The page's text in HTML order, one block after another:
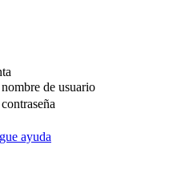
de usuario
ayuda